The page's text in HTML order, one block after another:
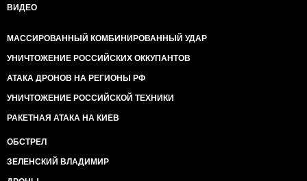
заместителя, Юрия Клименко, в сферу
пассажирстких и грузовых перевозок на территории
области. Юрий Клименко сначала заявил, что
грузовое сообщение с оккупированными
что ему об этом ничего не изветстно и отказался
комментировать.
"ЛНР" нам прокомментировал Дмитрий Плугин -
начальник управления по взаимодействию с
областной военно-гражданской администрации. По
его словам, областная ВЦА никак не влияет на этот
ВИДЕО
МАССИРОВАННЫЙ КОМБИНИРОВАННЫЙ УДАР
УНИЧТОЖЕНИЕ РОССИЙСКИХ ОККУПАНТОВ
АТАКА ДРОНОВ НА РЕГИОНЫ РФ
УНИЧТОЖЕНИЕ РОССИЙСКОЙ ТЕХНИКИ
РАКЕТНАЯ АТАКА НА КИЕВ
ОБСТРЕЛ
ЗЕЛЕНСКИЙ ВЛАДИМИР